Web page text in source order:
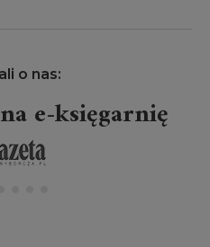
o nas:
e-księgarnię